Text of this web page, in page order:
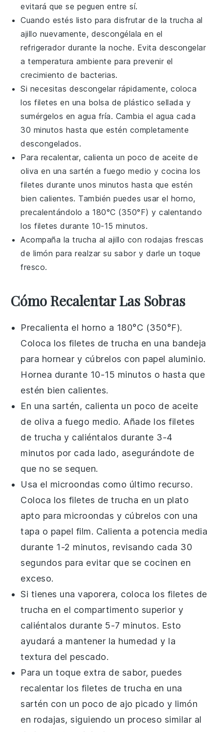
evitará que se peguen entre sí.
Cuando estés listo para disfrutar de latrucha al
ajillo nuevamente, descongélala en el
refrigerador durante la noche. Evita descongelar
a temperatura ambiente para prevenir el
crecimiento de bacterias.
Si necesitas descongelar rápidamente, coloca
los filetes en una bolsa de plástico sellada y
sumérgelos en agua fría. Cambia el agua cada
30 minutos hasta que estén completamente
descongelados.
Para recalentar, calienta un poco de aceite de
oliva en una sartén a fuego medio y cocina los
filetes durante unos minutos hasta que estén
bien calientes. También puedes usar el horno,
precalentándolo a 180°C (350°F) y calentando
los filetes durante 10-15 minutos.
Acompaña latrucha al ajillo con rodajas frescas
de limón para realzar su sabor y darle un toque
fresco.
Cómo Recalentar Las Sobras
Precalienta el horno a 180°C (350°F).
Coloca los filetes detrucha en una bandeja
para hornear y cúbrelos con papel aluminio.
Hornea durante 10-15 minutos o hasta que
estén bien calientes.
En una sartén, calienta un poco de aceite
de oliva a fuego medio. Añade los filetes
de trucha y caliéntalos durante 3-4
minutos por cada lado, asegurándote de
que no se sequen.
Usa el microondas como último recurso.
Coloca los filetes detrucha en un plato
apto para microondas y cúbrelos con una
tapa o papel film. Calienta a potencia media
durante 1-2 minutos, revisando cada 30
segundos para evitar que se cocinen en
exceso.
Si tienes una vaporera, coloca los filetes de
trucha en el compartimento superior y
caliéntalos durante 5-7 minutos. Esto
ayudará a mantener la humedad y la
textura del pescado.
Para un toque extra de sabor, puedes
recalentar los filetes detrucha en una
sartén con un poco de ajo picado y limón
en rodajas, siguiendo un proceso similar al